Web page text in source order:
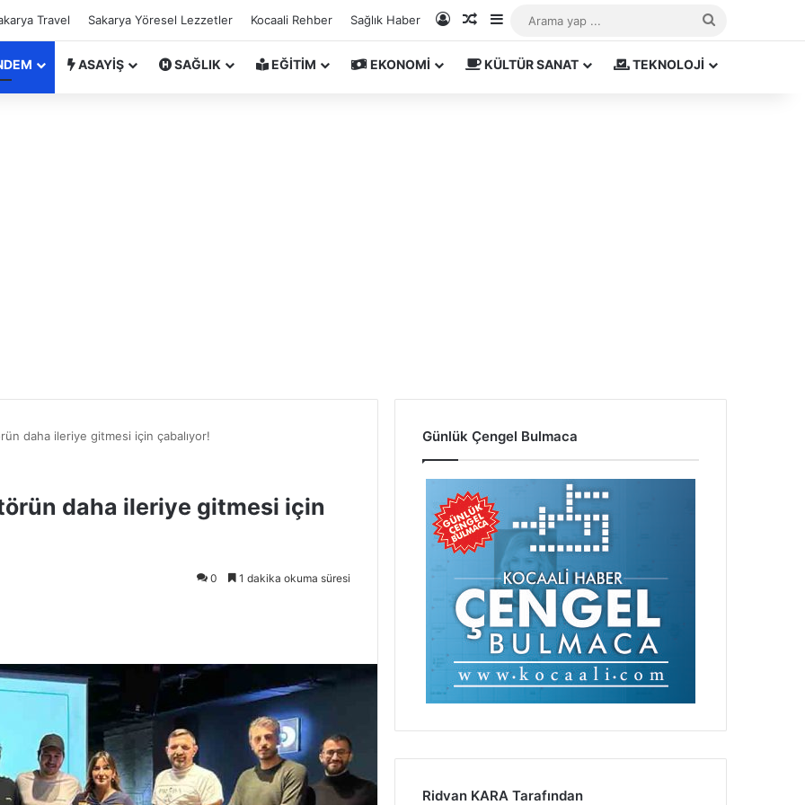
Travel Sakarya Yöresel Lezzetler Kocaali Rehber Sağlık Haber Kayıt OlRastgele Makale
Kenar Bölmesi
ASAYİŞ SAĞLIK EĞİTİM EKONOMİ KÜLTÜR SANAT TEKNOLOJİ
daha ileriye gitmesi için çabalıyor!
daha ileriye gitmesi için
0 1 dakika okuma süresi
Günlük Çengel Bulmaca
Ridvan KARA Tarafından